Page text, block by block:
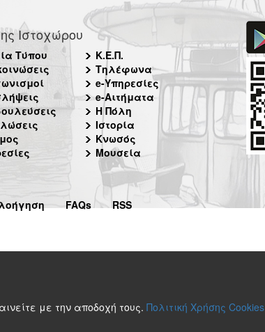
Ιστοχώρου
Τύπου
Κ.Ε.Π.
Τηλέφωνα
e-Υπηρεσίες
e-Αιτήματα
Η Πόλη
Ιστορία
Κνωσός
Μουσεία
FAQs RSS
με την αποδοχή τους. Πολιτική Χρήσης Cookies